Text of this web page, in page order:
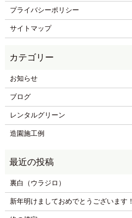
プライバシーポリシー
サイトマップ
お知らせ
ブログ
レンタルグリーン
造園施工例
裏白（ウラジロ）
新年明けましておめでとうございます！